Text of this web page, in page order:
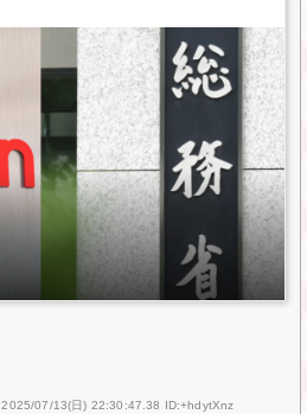
2025/07/13(日) 22:30:47.38 ID:+hdytXnz